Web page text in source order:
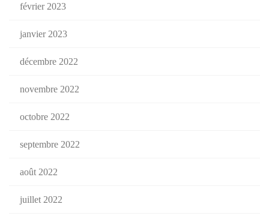
février 2023
janvier 2023
décembre 2022
novembre 2022
octobre 2022
septembre 2022
août 2022
juillet 2022